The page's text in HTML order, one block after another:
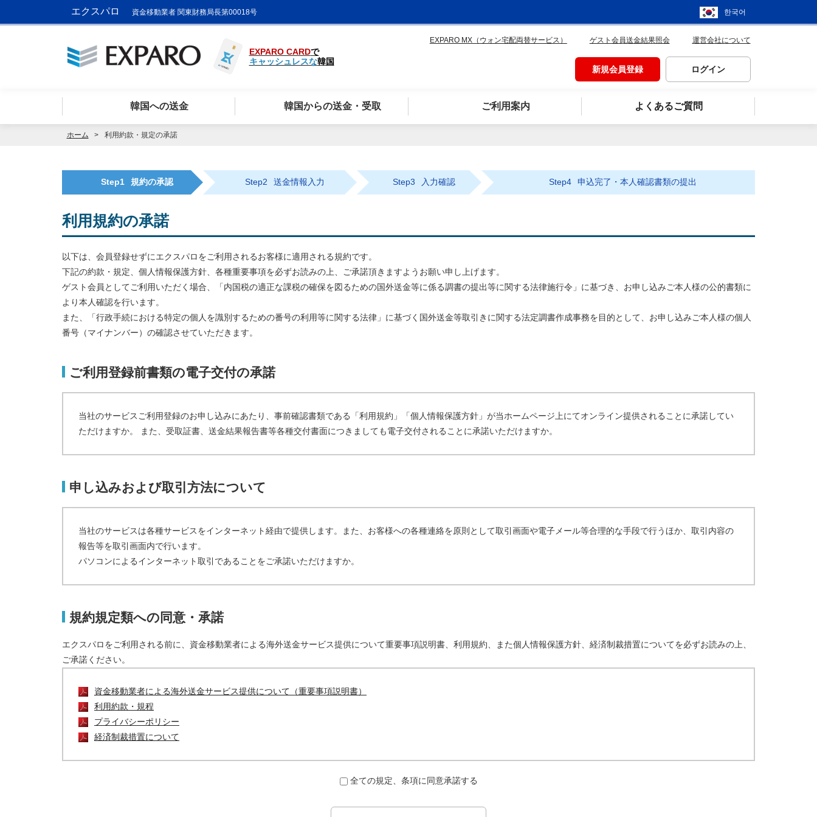
エクスパロ 資金移動業者 関東財務局長第00018号 한국어
EXPARO CARDで
キャッシュレスな韓国
EXPARO MX（ウォン宅配両替サービス） ゲスト会員送金結果照会 運営会社について
新規会員登録 ログイン
韓国への送金 韓国からの送金・受取 ご利用案内 よくあるご質問
ホーム 利用約款・規定の承諾
Step1 規約の承認 Step2 送金情報入力 Step3 入力確認 Step4 申込完了・本人確認書類の提出
利用規約の承諾
以下は、会員登録せずにエクスパロをご利用されるお客様に適用される規約です。
下記の約款・規定、個人情報保護方針、各種重要事項を必ずお読みの上、ご承諾頂きますようお願い申し上げます。
ゲスト会員としてご利用いただく場合、「内国税の適正な課税の確保を図るための国外送金等に係る調書の提出等に関する法律施行令」に基づき、お申し込みご本人様の公的書類に
より本人確認を行います。
また、「行政手続における特定の個人を識別するための番号の利用等に関する法律」に基づく国外送金等取引きに関する法定調書作成事務を目的として、お申し込みご本人様の個人
番号（マイナンバー）の確認させていただきます。
ご利用登録前書類の電子交付の承諾
当社のサービスご利用登録のお申し込みにあたり、事前確認書類である「利用規約」「個人情報保護方針」が当ホームページ上にてオンライン提供されることに承諾してい
ただけますか。 また、受取証書、送金結果報告書等各種交付書面につきましても電子交付されることに承諾いただけますか。
申し込みおよび取引方法について
当社のサービスは各種サービスをインターネット経由で提供します。また、お客様への各種連絡を原則として取引画面や電子メール等合理的な手段で行うほか、取引内容の
報告等を取引画面内で行います。
パソコンによるインターネット取引であることをご承諾いただけますか。
規約規定類への同意・承諾
エクスパロをご利用される前に、資金移動業者による海外送金サービス提供について重要事項説明書、利用規約、また個人情報保護方針、経済制裁措置についてを必ずお読みの上、
ご承諾ください。
資金移動業者による海外送金サービス提供について（重要事項説明書）
利用約款・規程
プライバシーポリシー
経済制裁措置について
全ての規定、条項に同意承諾する